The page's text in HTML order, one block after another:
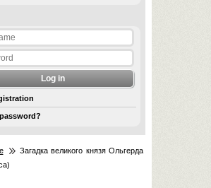
Загадка великого князя Ольгерда